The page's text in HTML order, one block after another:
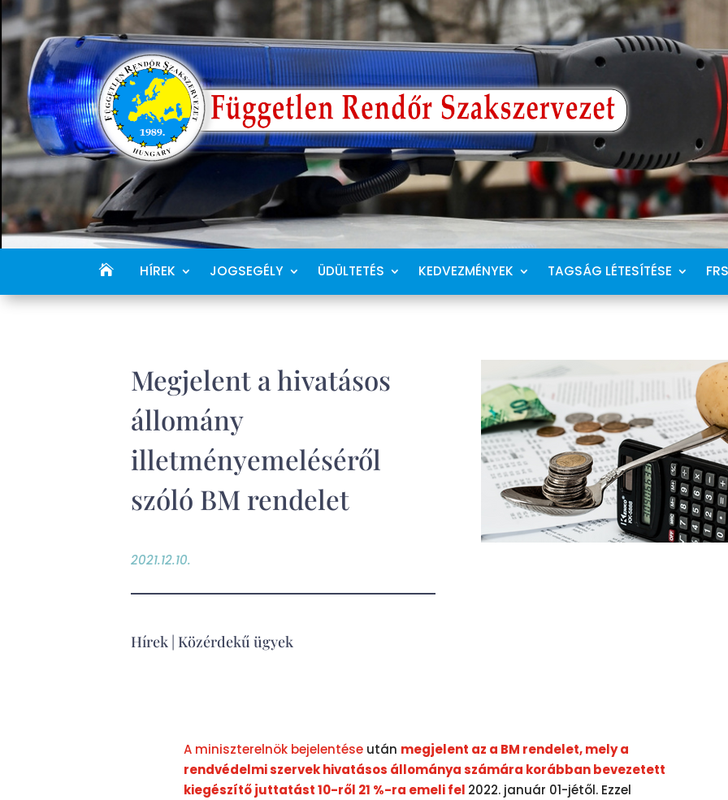
HÍREK JOGSEGÉLY ÜDÜLTETÉS KEDVEZMÉNYEK TAGSÁG LÉTESÍTÉSE
Megjelent a hivatásos
állomány
illetményemeléséről
szóló BM rendelet
2021.12.10.
Hírek Közérdekű ügyek
A miniszterelnök bejelentéseután megjelent az a BM rendelet, mely a
rendvédelmi szervek hivatásos állománya számára korábban bevezetett
kiegészítő juttatást 10-ről 21 %-ra emeli fel 2022. január 01-jétől. Ezzel